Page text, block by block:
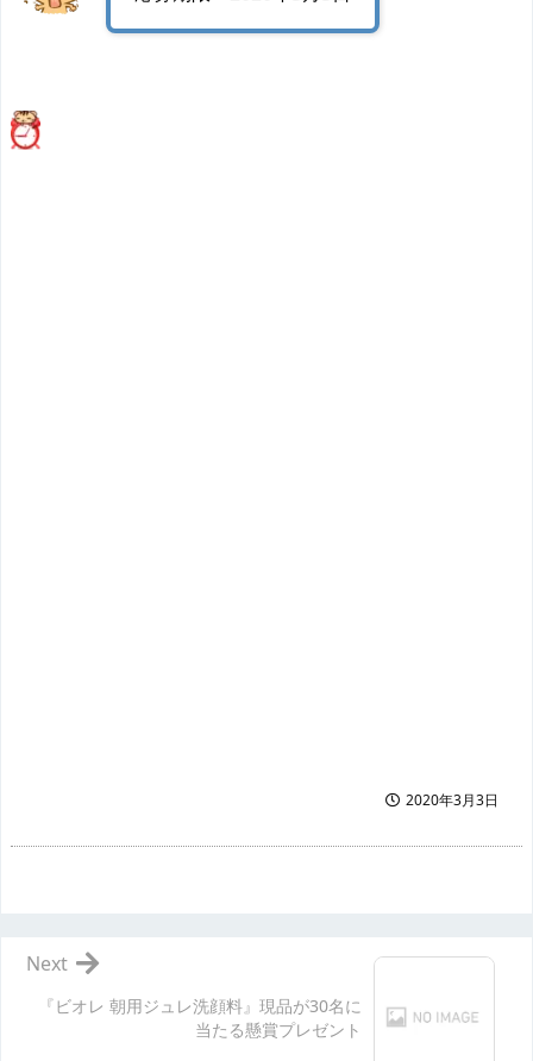
2020年3月3日
『ビオレ 朝用ジュレ洗顔料』現品が30名に
当たる懸賞プレゼント
Next